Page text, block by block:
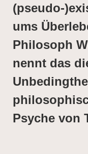
(pseudo-
ums
Philosoph
nennt das
Psyche von